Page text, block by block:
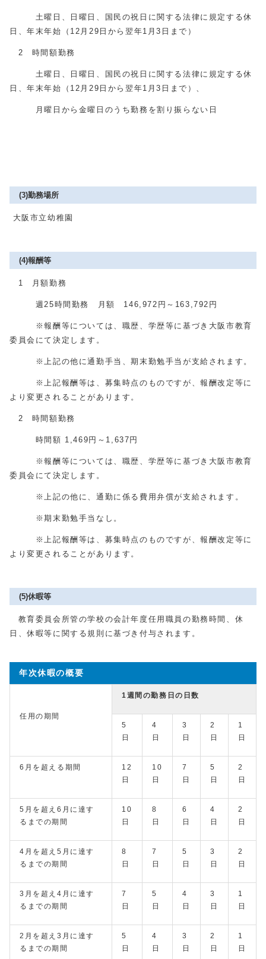
土曜日、日曜日、国民の祝日に関する法律に規定する休
日、年末年始（12月29日から翌年1月3日まで）
2 時間額勤務
土曜日、日曜日、国民の祝日に関する法律に規定する休
日、年末年始（12月29日から翌年1月3日まで）、
月曜日から金曜日のうち勤務を割り振らない日
(3)勤務場所
大阪市立幼稚園
(4)報酬等
1 月額勤務
週25時間勤務 月額 146,972円～163,792円
※報酬等については、職歴、学歴等に基づき大阪市教育
委員会にて決定します。
※上記の他に通勤手当、期末勤勉手当が支給されます。
※上記報酬等は、募集時点のものですが、報酬改定等に
より変更されることがあります。
2 時間額勤務
時間額 1,469円～1,637円
※報酬等については、職歴、学歴等に基づき大阪市教育
委員会にて決定します。
※上記の他に、通勤に係る費用弁償が支給されます。
※期末勤勉手当なし。
※上記報酬等は、募集時点のものですが、報酬改定等に
より変更されることがあります。
(5)休暇等
教育委員会所管の学校の会計年度任用職員の勤務時間、休
日、休暇等に関する規則に基づき付与されます。
年次休暇の概要
任用の期間
1週間の勤務日の日数
5
日
4
日
3
日
2
日
1
日
6月を超える期間
12
日
10
日
7
日
5
日
2
日
5月を超え6月に達す
るまでの期間
10
日
8
日
6
日
4
日
2
日
4月を超え5月に達す
るまでの期間
8
日
7
日
5
日
3
日
2
日
3月を超え4月に達す
るまでの期間
7
日
5
日
4
日
3
日
1
日
2月を超え3月に達す
るまでの期間
5
日
4
日
3
日
2
日
1
日